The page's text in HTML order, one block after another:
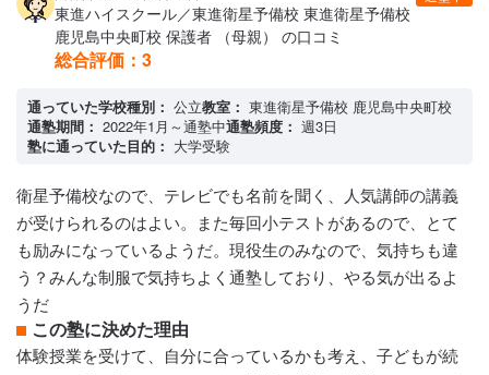
い。人気講師は、大学が限定されていて、その大学志望でな
いと受講できないと言うデメリットもある。 講師によってわ
かりやすい、わかりにくいというのはあるようだ。学校の先
生の方がよく分かることもあるらしい
カリキュラムについて
前学年の講座が終わらないと、次の学年の先取りはできな
で困る。それぞれ、レベルなどもあって、どの講座をうける
かで、かなりちがうとおもう。教科や科目なども、面談で必
要なものを決めていって、申し込む。その講座によってカリ
キュラムも違う。
保護者への連絡手段
電話連絡 / メール連絡
アクセス・周りの環境
東進ハイスクール／東進衛星予備校 東進衛星予備校
鹿児島中央町校 保護者 （母親） の口コミ
総合評価： 3
通っていた学校種別： 公立教室： 東進衛星予備校 鹿児島中央町校
通塾期間： 2022年1月～通塾中通塾頻度： 週3日
塾に通っていた目的： 大学受験
衛星予備校なので、テレビでも名前を聞く、人気講師の講義
が受けられるのはよい。また毎回小テストがあるので、とて
も励みになっているようだ。現役生のみなので、気持ちも違
う？みんな制服で気持ちよく通塾しており、やる気が出るよ
うだ
この塾に決めた理由
体験授業を受けて、自分に合っているかも考え、子どもが続